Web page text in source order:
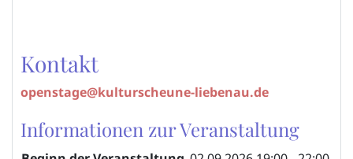
Kontakt
openstage@kulturscheune-liebenau.de
Informationen zur Veranstaltung